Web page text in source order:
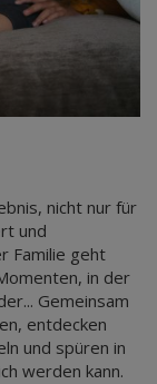
nicht nur für
und
Familie geht
in der
Gemeinsam
entdecken
und spüren in
werden kann.